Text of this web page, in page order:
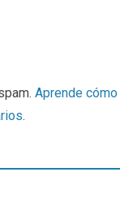
Aprende cómo
.